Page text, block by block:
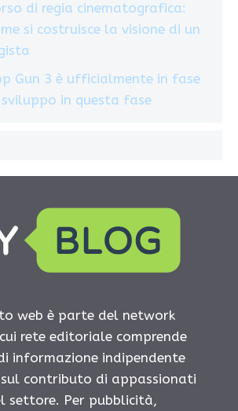
di regia cinematografica:
si costruisce la visione di un
Gun 3 è ufficialmente in fase
in questa fase
web è parte del network
rete editoriale comprende
informazione indipendente
contributo di appassionati
settore. Per pubblicità,